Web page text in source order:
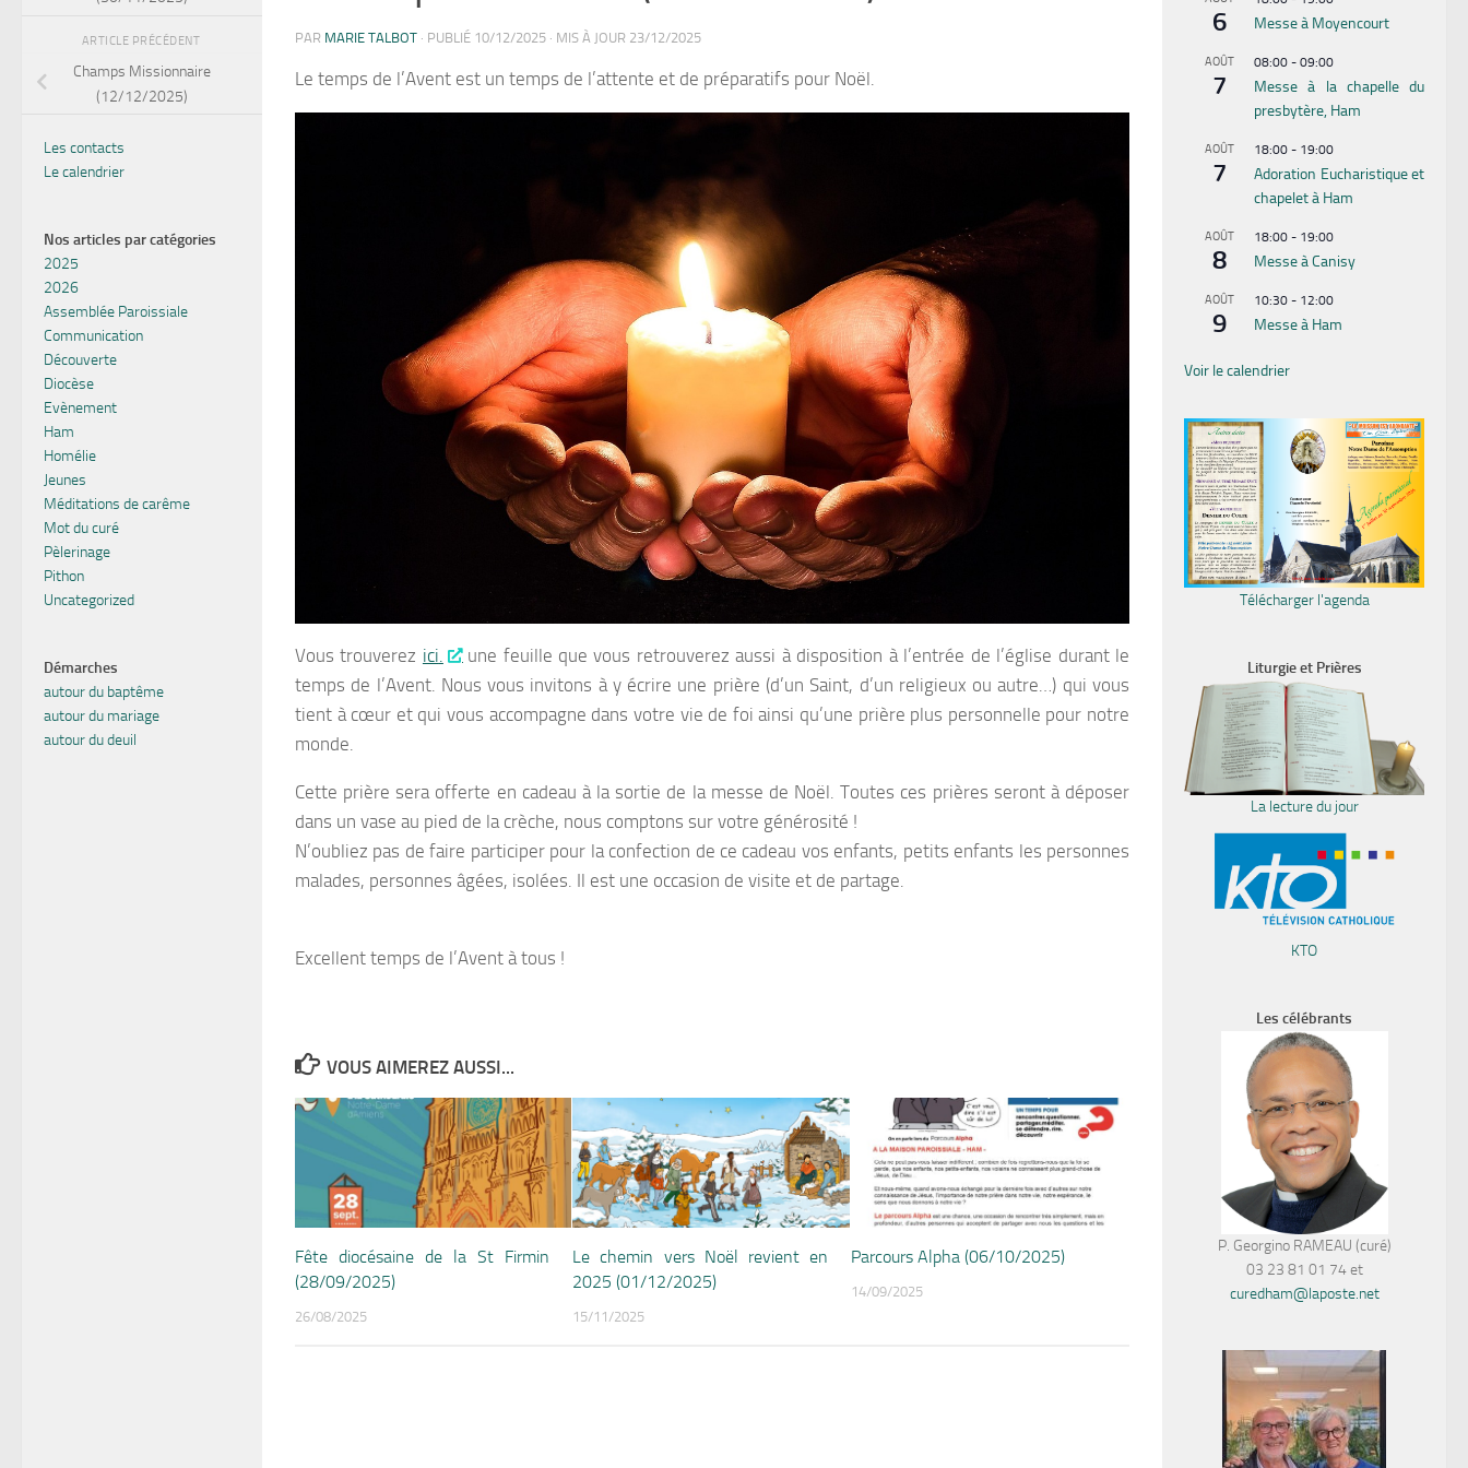
PAR MARIE TALBOT · PUBLIÉ 10/12/2025 · MIS À JOUR 23/12/2025
Le temps de l’Avent est un temps de l’attente et de préparatifs pour Noël.
Vous trouverez ici.
une feuille que vous retrouverez aussi à disposition à l’entrée de l’église durant le
temps de l’Avent. Nous vous invitons à y écrire une prière (d’un Saint, d’un religieux ou autre…) qui vous
tient à cœur et qui vous accompagne dans votre vie de foi ainsi qu’une prière plus personnelle pour notre
monde.
Cette prière sera offerte en cadeau à la sortie de la messe de Noël. Toutes ces prières seront à déposer
dans un vase au pied de la crèche, nous comptons sur votre générosité !
N’oubliez pas de faire participer pour la confection de ce cadeau vos enfants, petits enfants les personnes
malades, personnes âgées, isolées. Il est une occasion de visite et de partage.
Excellent temps de l’Avent à tous !
VOUS AIMEREZ AUSSI...
Fête diocésaine de la St Firmin
(28/09/2025)
26/08/2025
Le chemin vers Noël revient en
2025 (01/12/2025)
15/11/2025
Parcours Alpha (06/10/2025)
14/09/2025
ARTICLE PRÉCÉDENT
Champs Missionnaire
(12/12/2025)
Les contacts
Le calendrier
Nos articles par catégories
2025
2026
Assemblée Paroissiale
Communication
Découverte
Diocèse
Evènement
Ham
Homélie
Jeunes
Méditations de carême
Mot du curé
Pèlerinage
Pithon
Uncategorized
Démarches
autour du baptême
autour du mariage
autour du deuil
6 Messe à Moyencourt
AOÛT
7
08:00 - 09:00
Messe à la chapelle du
presbytère, Ham
AOÛT
7
18:00 - 19:00
Adoration Eucharistique et
chapelet à Ham
AOÛT
8
18:00 - 19:00
Messe à Canisy
AOÛT
9
10:30 - 12:00
Messe à Ham
Voir le calendrier
Télécharger l'agenda
Liturgie et Prières
La lecture du jour
KTO
Les célébrants
P. Georgino RAMEAU (curé)
03 23 81 01 74 et
curedham@laposte.net